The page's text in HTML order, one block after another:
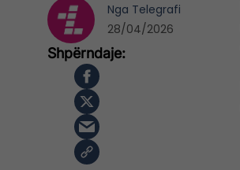
Nga Telegrafi
28/04/2026